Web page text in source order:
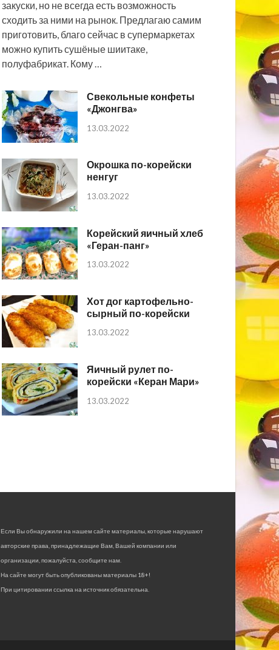
закуски, но не всегда есть возможность
сходить за ними на рынок. Предлагаю самим
приготовить, благо сейчас в супермаркетах
можно купить сушёные шиитаке,
полуфабрикат. Кому …
Свекольные конфеты
«Джонгва»
13.03.2022
Окрошка по-корейски
ненгуг
13.03.2022
Корейский яичный хлеб
«Геран-панг»
13.03.2022
Хот дог картофельно-
сырный по-корейски
13.03.2022
Яичный рулет по-
корейски «Керан Мари»
13.03.2022
Если Вы обнаружили на нашем сайте материалы, которые нарушают
авторские права, принадлежащие Вам, Вашей компании или
организации, пожалуйста, сообщите нам.
На сайте могут быть опубликованы материалы 18+!
При цитировании ссылка на источник обязательна.